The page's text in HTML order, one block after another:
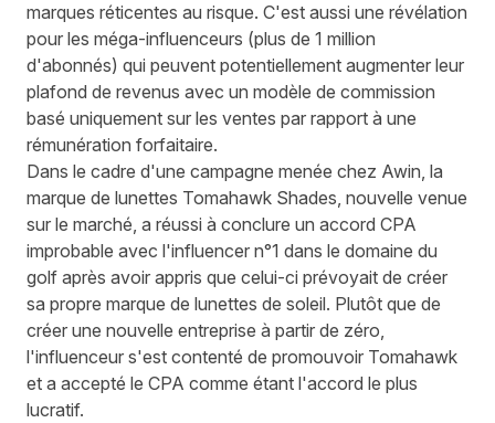
marques réticentes au risque. C'est aussi une révélation
pour les méga-influenceurs (plus de 1 million
d'abonnés) qui peuvent potentiellement augmenter leur
plafond de revenus avec un modèle de commission
basé uniquement sur les ventes par rapport à une
rémunération forfaitaire.
Dans le cadre d'une campagne menée chez Awin, la
marque de lunettes Tomahawk Shades, nouvelle venue
sur le marché, a réussi à conclure un accord CPA
improbable avec l'influencer n°1 dans le domaine du
golf après avoir appris que celui-ci prévoyait de créer
sa propre marque de lunettes de soleil. Plutôt que de
créer une nouvelle entreprise à partir de zéro,
l'influenceur s'est contenté de promouvoir Tomahawk
et a accepté le CPA comme étant l'accord le plus
lucratif.